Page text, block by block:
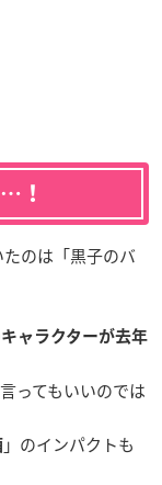
！
のは「黒子のバ
ャラクターが去年
ってもいいのでは
」のインパクトも